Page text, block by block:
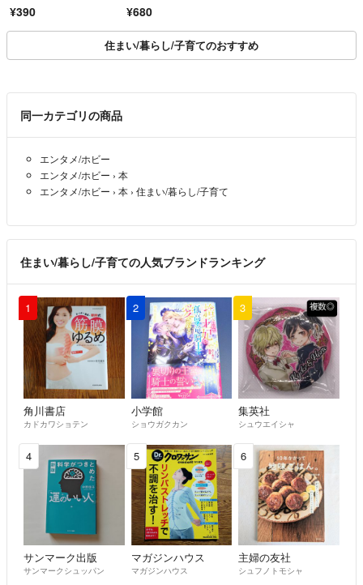
¥390 ¥680
住まい/暮らし/子育てのおすすめ
同一カテゴリの商品
エンタメ/ホビー
エンタメ/ホビー › 本
エンタメ/ホビー › 本 › 住まい/暮らし/子育て
住まい/暮らし/子育ての人気ブランドランキング
1
角川書店
カドカワショテン
2
小学館
ショウガクカン
3
集英社
シュウエイシャ
4
サンマーク出版
サンマークシュッパン
5
マガジンハウス
マガジンハウス
6
主婦の友社
シュフノトモシャ